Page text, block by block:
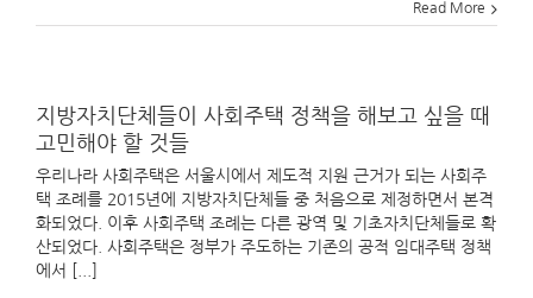
Read More
지방자치단체들이 사회주택 정책을 해보고 싶을 때
고민해야 할 것들
우리나라 사회주택은 서울시에서 제도적 지원 근거가 되는 사회주
택 조례를 2015년에 지방자치단체들 중 처음으로 제정하면서 본격
화되었다. 이후 사회주택 조례는 다른 광역 및 기초자치단체들로 확
산되었다. 사회주택은 정부가 주도하는 기존의 공적 임대주택 정책
에서 [...]